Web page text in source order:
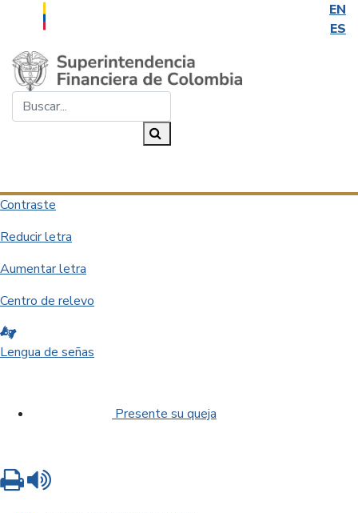
EN
ES
Saltar al contenido principal
Contraste
Reducir letra
Aumentar letra
Centro de relevo
Lengua de señas
Presente su queja
Imprimir